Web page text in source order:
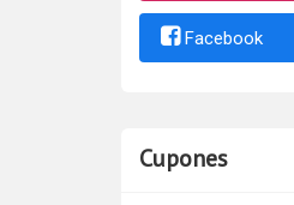
Facebook
Cupones